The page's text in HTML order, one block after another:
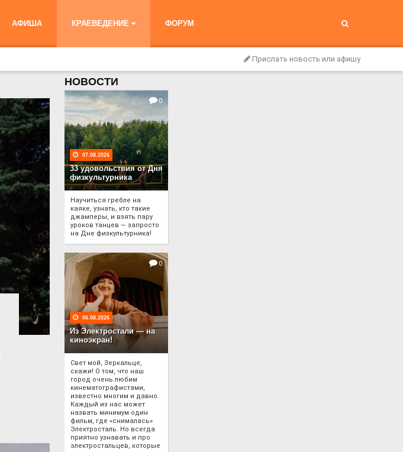
АФИША КРАЕВЕДЕНИЕ ФОРУМ
Прислать новость или афишу
НОВОСТИ
0
07.08.2026
33 удовольствия от Дня
физкультурника
Научиться гребле на
каяке, узнать, кто такие
джамперы, и взять пару
уроков танцев — запросто
на Дне физкультурника!
0
06.08.2026
Из Электростали — на
киноэкран!
Свет мой, Зеркальце,
скажи! О том, что наш
город очень любим
кинематографистами,
известно многим и давно.
Каждый из нас может
назвать минимум один
фильм, где «снималась»
Электросталь. Но всегда
приятно узнавать и про
электростальцев, которые